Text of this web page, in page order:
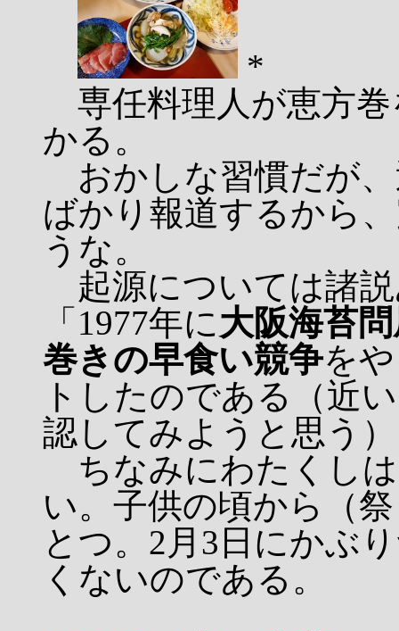
*
専任料理人が恵方
かる。
おかしな習慣だが
ばかり報道するから
うな。
起源については諸
「1977年に大阪海苔
巻きの早食い競争を
トしたのである（近
認してみようと思う
ちなみにわたくし
い。子供の頃から（
とつ。2月3日にかぶ
くないのである。